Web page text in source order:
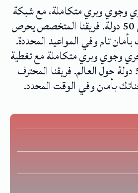
وجوي وبري متكاملة، مع شبكة
تغطية تمتد لأكثر من 50 دولة. فريقنا المتخصص يحرص
تام وفي المواعيد المحددة.
وجوي وبري متكاملة مع تغطية
شاملة لأكثر من 50 دولة حول العالم. فريقنا المحترف
بأمان وفي الوقت المحدد.